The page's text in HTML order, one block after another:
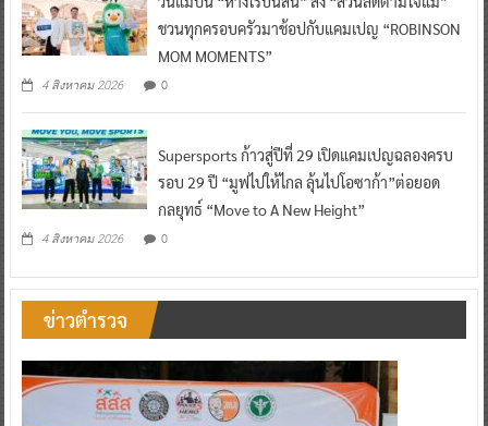
ชวนทุกครอบครัวมาช้อปกับแคมเปญ “ROBINSON
MOM MOMENTS”
4 สิงหาคม 2026 0
Supersports ก้าวสู่ปีที่ 29 เปิดแคมเปญฉลองครบ
รอบ 29 ปี “มูฟไปให้ไกล ลุ้นไปโอซาก้า”ต่อยอด
กลยุทธ์ “Move to A New Height”
4 สิงหาคม 2026 0
ข่าวตำรวจ